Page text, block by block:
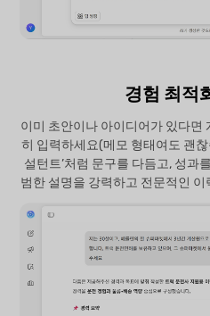
경험 최적
이미 초안이나 아이디어가 있다면
히 입력하세요(메모 형태여도 괜
설턴트’처럼 문구를 다듬고, 성과
범한 설명을 강력하고 전문적인